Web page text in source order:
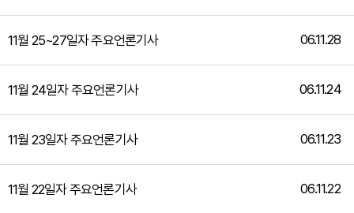
11월 25~27일자 주요언론기사 06.11.28
11월 24일자 주요언론기사 06.11.24
11월 23일자 주요언론기사 06.11.23
11월 22일자 주요언론기사 06.11.22